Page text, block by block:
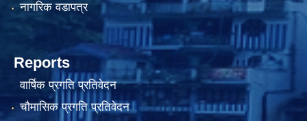
नागरिक वडापत्र
Reports
वार्षिक प्रगति प्रतिवेदन
चौमासिक प्रगति प्रतिवेदन